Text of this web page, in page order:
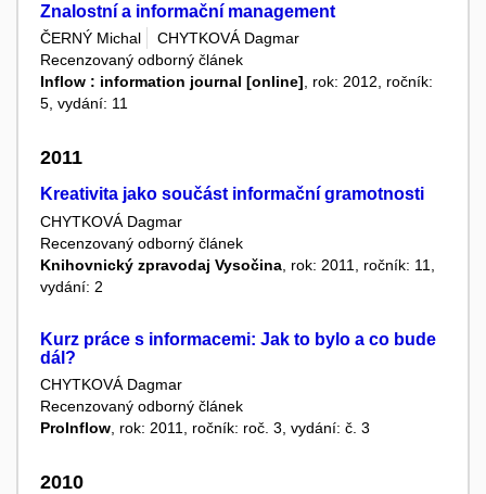
Znalostní a informační management
ČERNÝ Michal
CHYTKOVÁ Dagmar
Recenzovaný odborný článek
Inflow : information journal [online] , rok: 2012, ročník:
5, vydání: 11
2011
Kreativita jako součást informační gramotnosti
CHYTKOVÁ Dagmar
Recenzovaný odborný článek
Knihovnický zpravodaj Vysočina , rok: 2011, ročník: 11,
vydání: 2
Kurz práce s informacemi: Jak to bylo a co bude
dál?
CHYTKOVÁ Dagmar
Recenzovaný odborný článek
ProInflow , rok: 2011, ročník: roč. 3, vydání: č. 3
2010